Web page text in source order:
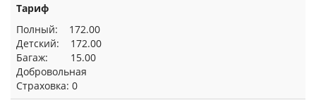
Тариф
Полный: 172.00
Детский: 172.00
Багаж: 15.00
Добровольная
Страховка: 0